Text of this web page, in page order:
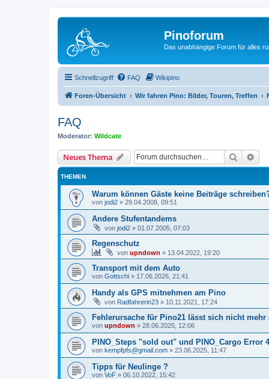
Pinoforum
Das unabhängige Forum für alles
Schnellzugriff FAQ Wikipino
Foren-Übersicht Wir fahren Pino: Bilder, Touren, Treffen
FAQ
Moderator: Wildcate
Neues Thema Suche
THEMEN
Warum können Gäste keine Beiträge
von jodi2 » 29.04.2008, 09:51
Andere Stufentandems
von jodi2 » 01.07.2005, 07:03
Regenschutz
von upndown » 13.04.2022, 19:20
Transport mit dem Auto
von Gottschi » 17.06.2026, 21:41
Handy als GPS mitnehmen am Pino
von Radfahrerin23 » 10.11.2021, 17:24
Fehlerursache für Pino21 lässt sich nicht
von upndown » 28.06.2025, 12:06
PINO_Steps "sold out" und PINO_Cargo Error
von kempfpfs@gmail.com » 23.06.2025, 11:47
Tipps für Neulinge ?
von VoF » 06.10.2022, 15:42